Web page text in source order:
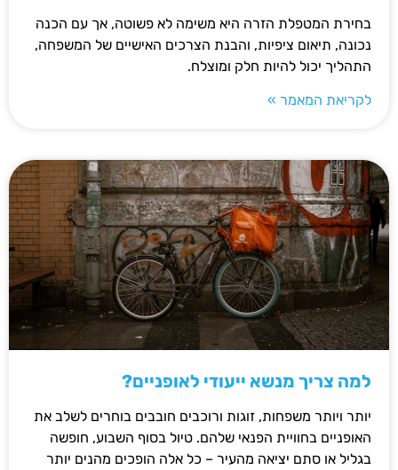
בחירת המטפלת הזרה היא משימה לא פשוטה, אך עם הכנה
נכונה, תיאום ציפיות, והבנת הצרכים האישיים של המשפחה,
התהליך יכול להיות חלק ומוצלח.
לקריאת המאמר »
למה צריך מנשא ייעודי לאופניים?
יותר ויותר משפחות, זוגות ורוכבים חובבים בוחרים לשלב את
האופניים בחוויית הפנאי שלהם. טיול בסוף השבוע, חופשה
בגליל או סתם יציאה מהעיר – כל אלה הופכים מהנים יותר